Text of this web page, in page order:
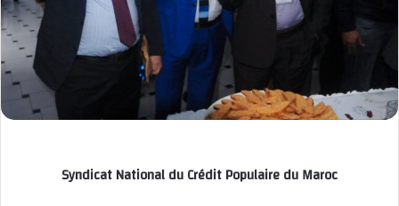
Syndicat National du Crédit Populaire du Maroc